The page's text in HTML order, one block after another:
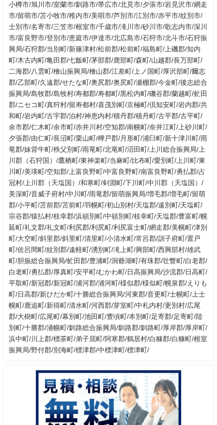
小樽市/旭川市/室蘭市/釧路市/帯広市/北見市/夕張市/岩見沢市/網走
市/留萌市/苫小牧市/稚内市/美唄市/芦別市/江別市/赤平市/紋別市/
士別市/名寄市/三笠市/根室市/千歳市/滝川市/砂川市/歌志内市/深川
市/富良野市/登別市/恵庭市/伊達市/北広島市/石狩市/北斗市/石狩振
興局/石狩郡/当別町/新篠津村/松前郡/松前町/福島町/上磯郡/知内
町/木古内町/亀田郡/七飯町/茅部郡/鹿部町/森町/山越郡/長万部町/
二海郡/八雲町/檜山振興局/檜山郡/江差町/上ノ国町/厚沢部町/爾志
郡/乙部町/久遠郡/せたな町/奥尻郡/奥尻町/瀬棚郡/今金町/後志総合
振興局/島牧郡/島牧村/寿都郡/寿都町/黒松内町/磯谷郡/蘭越町/虻田
郡/ニセコ町/真狩村/留寿都村/喜茂別町/京極町/倶知安町/岩内郡/共
和町/岩内町/古宇郡/泊村/神恵内村/積丹郡/積丹町/古平郡/古平町/
余市郡/仁木町/余市町/赤井川村/空知郡/南幌町/奈井江町/上砂川町/
夕張郡/由仁町/長沼町/栗山町/樺戸郡/月形町/浦臼町/新十津川町/雨
竜郡/妹背牛町/秩父別町/雨竜町/北竜町/沼田町/上川総合振興局/上
川郡（石狩国）/鷹栖町/東神楽町/当麻町/比布町/愛別町/上川町/東
川町/美瑛町/空知郡/上富良野町/中富良野町/南富良野町/勇払郡/占
冠村/上川郡（天塩国）/和寒町/剣淵町/下川町/中川郡（天塩国）/
美深町/音威子府村/中川町/雨竜郡/留萌振興局/増毛郡/増毛町/留萌
郡/小平町/苫前郡/苫前町/羽幌町/初山別村/天塩郡/遠別町/天塩町/
宗谷郡/猿払村/枝幸郡/浜頓別町/中頓別町/枝幸町/天塩郡/豊富町/幌
延町/礼文郡/礼文町/利尻郡/利尻町/利尻富士町/網走郡/美幌町/津別
町/大空町/斜里郡/斜里町/清里町/小清水町/常呂郡/訓子府町/置戸
町/佐呂間町/紋別郡/遠軽町/湧別町/滝上町/興部町/西興部村/雄武
町/胆振総合振興局/虻田郡/豊浦町/洞爺湖町/有珠郡/壮瞥町/白老郡/
白老町/勇払郡/厚真町/安平町/むかわ町/日高振興局/沙流郡/日高町/
平取町/新冠郡/新冠町/浦河郡/浦河町/様似郡/様似町/幌泉郡/えりも
町/日高郡/新ひだか町/十勝総合振興局/河東郡/音更町/士幌町/上士
幌町/鹿追町/新得町/清水町/河西郡/芽室町/中札内村/更別村/広尾
郡/大樹町/広尾町/幕別町/池田町/豊頃町/本別町/足寄郡/足寄町/陸
別町/十勝郡/浦幌町/釧路総合振興局/釧路郡/釧路町/厚岸郡/厚岸町/
浜中町/川上郡/標茶町/弟子屈町/阿寒郡/鶴居村/白糠郡/白糠町/根室
振興局/野付郡/別海町/標津郡/中標津町/標津町/